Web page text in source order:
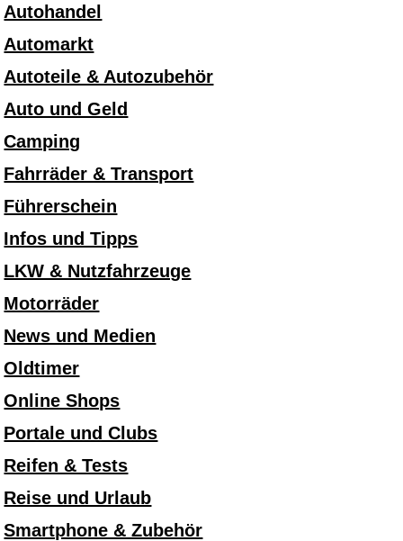
Autohandel
Automarkt
Autoteile & Autozubehör
Auto und Geld
Camping
Fahrräder & Transport
Führerschein
Infos und Tipps
LKW & Nutzfahrzeuge
Motorräder
News und Medien
Oldtimer
Online Shops
Portale und Clubs
Reifen & Tests
Reise und Urlaub
Smartphone & Zubehör